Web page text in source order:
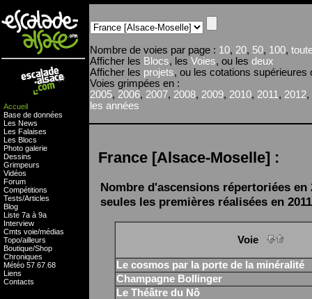
Accueil
Base de données
Les News
Les Falaises
Les Blocs
Photo galerie
Dessins
Grimpeurs
Vidéos
Forum
Compétitions
Tests/Articles
Blog
Liste 7a à 9a
Interview
Cmts voie/médias
Topo/ailleurs
Boutique/Shop
Chroniques
Météo 57 67 68
Liens
Contacts
Nombre de voies par page : 10, 20, 50, 100,
Afficher les Blocs, les Voies, ou les deux
Afficher les projets, ou les cotations supérieures
Voies grimpées en :
2005, 2006, 2007, 2008, 2009, 2010, 2011 , 2012,
les années
France [Alsace-Moselle] :
Nombre d'ascensions répertoriées en
seules les premières réalisées en
Voie
Le cosmos par la porte de la minéralité
Champagne Bollinger
Le Théâtre du Nô